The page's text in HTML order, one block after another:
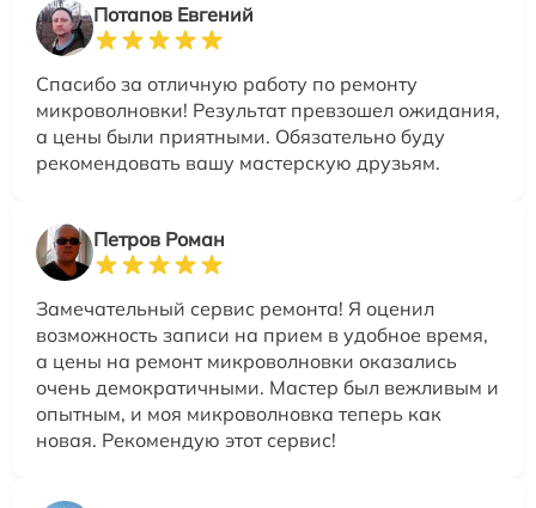
Потапов Евгений
Спасибо за отличную работу по ремонту
микроволновки! Результат превзошел ожидания,
а цены были приятными. Обязательно буду
рекомендовать вашу мастерскую друзьям.
Петров Роман
Замечательный сервис ремонта! Я оценил
возможность записи на прием в удобное время,
а цены на ремонт микроволновки оказались
очень демократичными. Мастер был вежливым и
опытным, и моя микроволновка теперь как
новая. Рекомендую этот сервис!